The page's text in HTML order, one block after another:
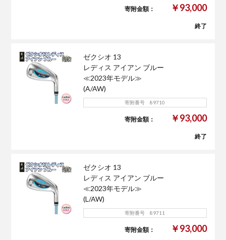
寄附金額： ￥93,000
終了
ゼクシオ 13
レディス アイアン ブルー
≪2023年モデル≫
(A/AW)
寄附番号 89710
寄附金額： ￥93,000
終了
ゼクシオ 13
レディス アイアン ブルー
≪2023年モデル≫
(L/AW)
寄附番号 89711
寄附金額： ￥93,000